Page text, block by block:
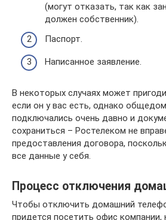
(могут отказать, так как
должен собственник).
Паспорт.
Написанное заявление.
В некоторых случаях может
если он у вас есть, однако
подключались очень давно и
сохраниться – Ростелеком не
предоставления договора,
все данные у себя.
Процесс отключения
Чтобы отключить домашний
придется посетить офис компании,